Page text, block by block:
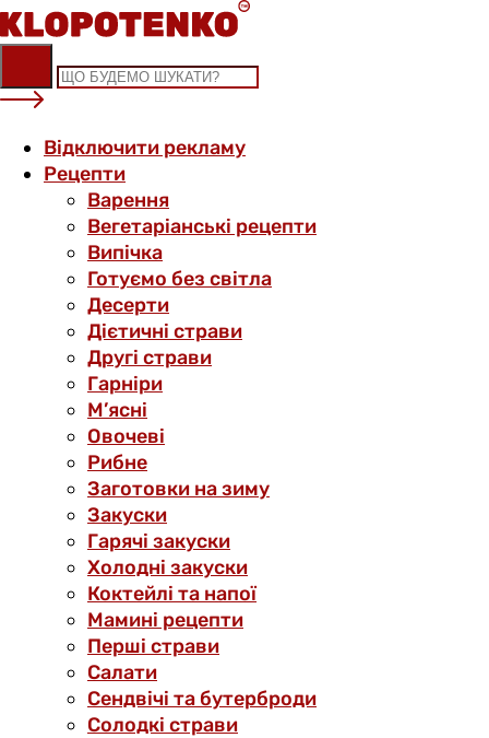
Skip
to
content
Відключити рекламу
Рецепти
Варення
Вегетаріанські рецепти
Випічка
Готуємо без світла
Десерти
Дієтичні страви
Другі страви
Гарніри
М’ясні
Овочеві
Рибне
Заготовки на зиму
Закуски
Гарячі закуски
Холодні закуски
Коктейлі та напої
Мамині рецепти
Перші страви
Салати
Сендвічі та бутерброди
Солодкі страви